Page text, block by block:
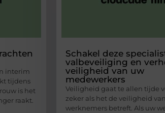
interim
tijdens
is het
raakt.
Schakel deze
valbeveiliging en
veiligheid van uw
medewerkers
Veiligheid gaat te allen tijde
zeker als het de veiligheid
werknemers betreft. Als uw